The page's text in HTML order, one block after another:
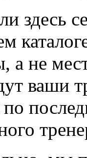
здесь
а не
ваши